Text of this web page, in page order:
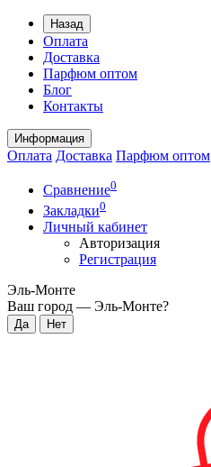
Назад
Оплата
Доставка
Парфюм оптом
Блог
Контакты
Информация
Оплата Доставка Парфюм оптом
Сравнение0
Закладки0
Личный кабинет
Авторизация
Регистрация
Эль-Монте
Ваш город — Эль-Монте?